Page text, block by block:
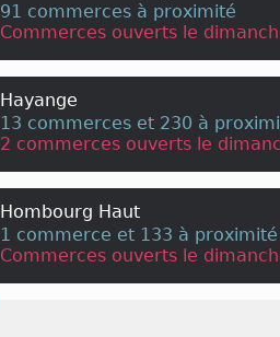
91 commerces à proximité
Commerces ouverts le
Hayange
13 commerces et 230 à
2 commerces ouverts le
Hombourg Haut
1 commerce et 133 à proximité
Commerces ouverts le